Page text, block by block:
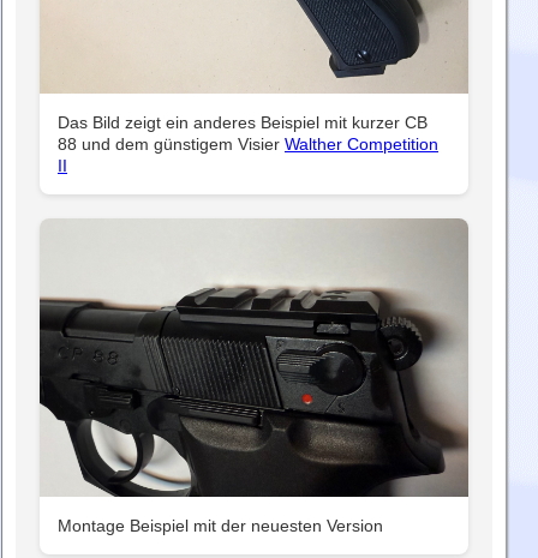
Das Bild zeigt ein anderes Beispiel mit kurzer CB
88 und dem günstigem Visier Walther Competition
II
Montage Beispiel mit der neuesten Version